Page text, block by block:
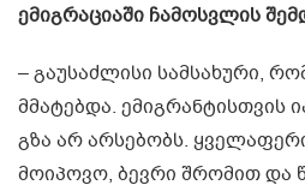
ემიგრაციაში ჩამოსვლის
– გაუსაძლისი სამსახური,
მმატებდა. ემიგრანტისთვის
გზა არ არსებობს.
მოიპოვო, ბევრი შრომით და